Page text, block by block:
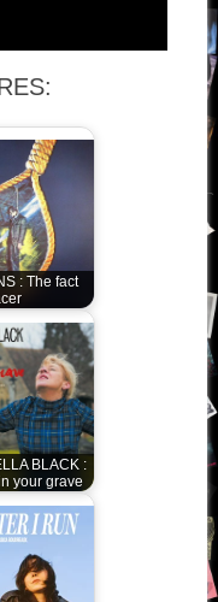
: The fact
BLACK :
your grave